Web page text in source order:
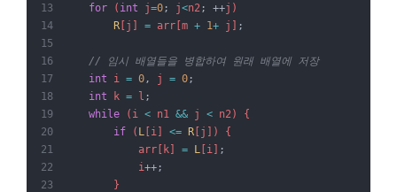
for ( int j=0 ; j<n2 ; ++j)
R [j] = arr[m + 1+ j] ;
// 임시 배열들을 병합하여 원래 배열에 저장
int i = 0 , j = 0 ;
int k = l ;
while (i < n1 && j < n2) {
if ( L [i] <= R [j]) {
            arr[k]
= L [i] ;
            i
++;
        }